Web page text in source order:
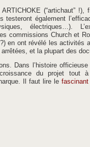
(“artichaut” !),
également
électriques…).
commissions Church et
?) en ont révélé les activités
et la plupart des
Dans l’histoire
du projet tout
Il faut lire le